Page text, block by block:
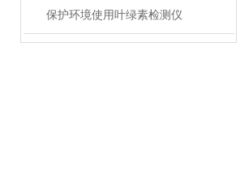
保护环境使用叶绿素检测仪